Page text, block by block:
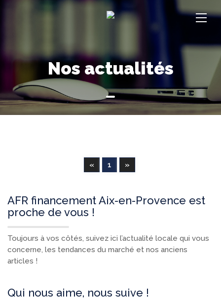
Nos actualités
« 1 »
AFR financement Aix-en-Provence est
proche de vous !
Toujours à vos côtés, suivez ici l’actualité locale qui vous
concerne, les tendances du marché et nos anciens
articles !
Qui nous aime, nous suive !